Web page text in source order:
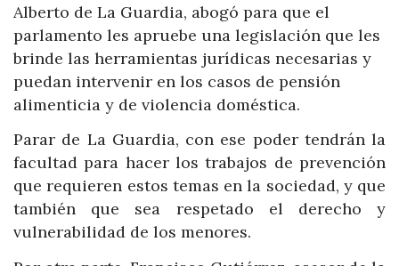
Alberto de La Guardia, abogó para que el
parlamento les apruebe una legislación que les
brinde las herramientas jurídicas necesarias y
puedan intervenir en los casos de pensión
alimenticia y de violencia doméstica.
Parar de La Guardia, con ese poder tendrán la
facultad para hacer los trabajos de prevención
que requieren estos temas en la sociedad, y que
también que sea respetado el derecho y
vulnerabilidad de los menores.